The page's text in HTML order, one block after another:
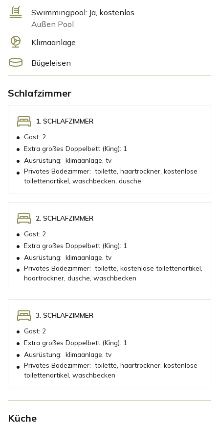
Swimmingpool: Ja, kostenlos
Außen Pool
Klimaanlage
Bügeleisen
Schlafzimmer
1. SCHLAFZIMMER
• Gast: 2
• Extra großes Doppelbett (King): 1
• Ausrüstung: klimaanlage, tv
• Privates Badezimmer: toilette, haartrockner, kostenlose
toilettenartikel, waschbecken, dusche
2. SCHLAFZIMMER
• Gast: 2
• Extra großes Doppelbett (King): 1
• Ausrüstung: klimaanlage, tv
• Privates Badezimmer: toilette, kostenlose toilettenartikel,
haartrockner, dusche, waschbecken
3. SCHLAFZIMMER
• Gast: 2
• Extra großes Doppelbett (King): 1
• Ausrüstung: klimaanlage, tv
• Privates Badezimmer: toilette, haartrockner, kostenlose
toilettenartikel, waschbecken
Küche